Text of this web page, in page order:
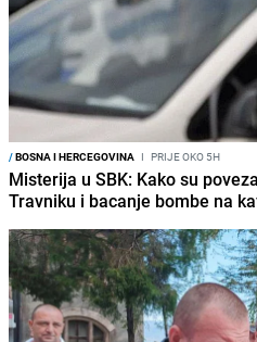
/BOSNA I HERCEGOVINA I PRIJE OKO 5H
Misterija u SBK: Kako su
Travniku i bacanje bombe na